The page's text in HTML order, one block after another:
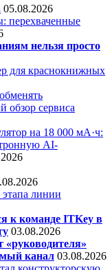
05.08.2026
нельзя просто
для краснокнижных
обзор сервиса
на 18 000 мА·ч:
AI-
этапа линии
к команде ITKey в
03.08.2026
канал 03.08.2026